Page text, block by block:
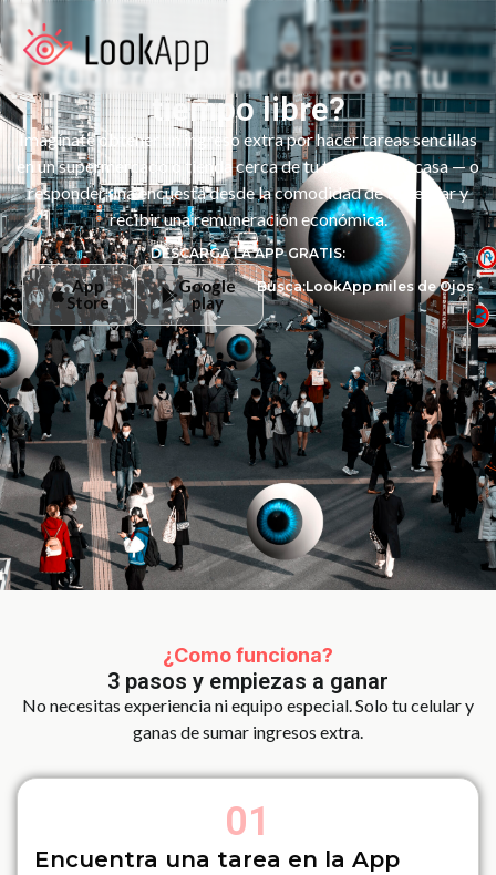
¿Quieres ganar dinero en tu
tiempo libre?
Imagínate obtener un ingreso extra por hacer tareas sencillas
en un supermercado o tienda cerca de tu trabajo o tu casa — o
responder una encuesta desde la comodidad de tu celular y
recibir una remuneración económica.
DESCARGA LA APP GRATIS:
App
Store
Google
play
Busca:LookApp miles de Ojos
¿Como funciona?
3 pasos y empiezas a ganar
No necesitas experiencia ni equipo especial. Solo tu celular y
ganas de sumar ingresos extra.
01
Encuentra una tarea en la App